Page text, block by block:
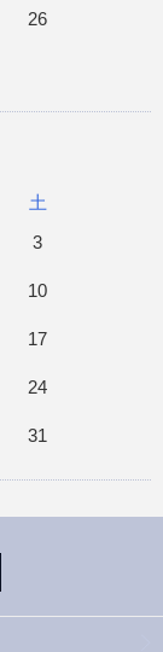
26
土
3
10
17
24
31